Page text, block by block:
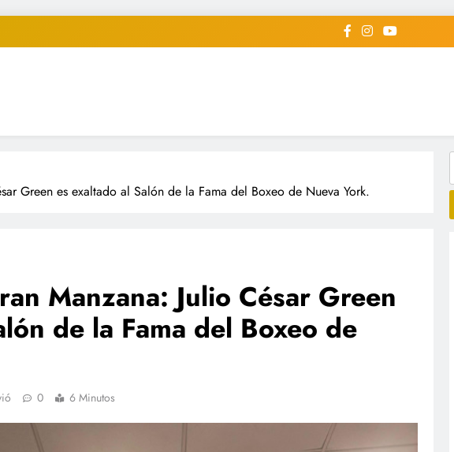
• "Periodico Deportivo Digital"
#deportealdiard #deportealdiaperiodico
Green es exaltado al Salón de la Fama del Boxeo de Nueva York.
Manzana: Julio César Green
de la Fama del Boxeo de
0 6 Minutos